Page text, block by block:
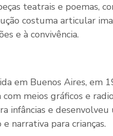
teatrais e poemas,
costuma articular
e à convivência.
em Buenos Aires, em
meios gráficos e
infâncias e
narrativa para crianças.